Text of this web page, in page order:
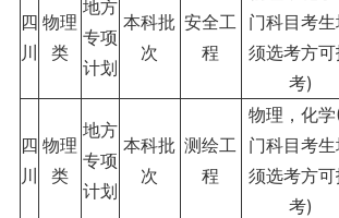
四
川
物理
类
地方
专项
计划
本科批
次
安全工
程
门科目考生
须选考方可
考)
四
川
物理
类
地方
专项
计划
本科批
次
测绘工
程
物理，化
门科目考生
须选考方可
考)